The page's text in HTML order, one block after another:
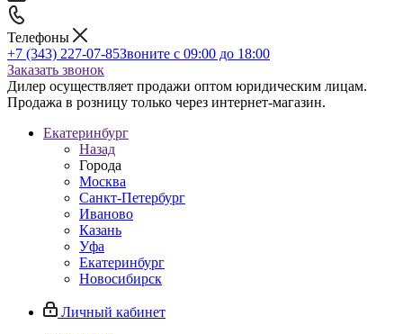
Телефоны
+7 (343) 227-07-85Звоните с 09:00 до 18:00
Заказать звонок
Дилер осуществляет продажи оптом юридическим лицам.
Продажа в розницу только через интернет-магазин.
Екатеринбург
Назад
Города
Москва
Санкт-Петербург
Иваново
Казань
Уфа
Екатеринбург
Новосибирск
Личный кабинет